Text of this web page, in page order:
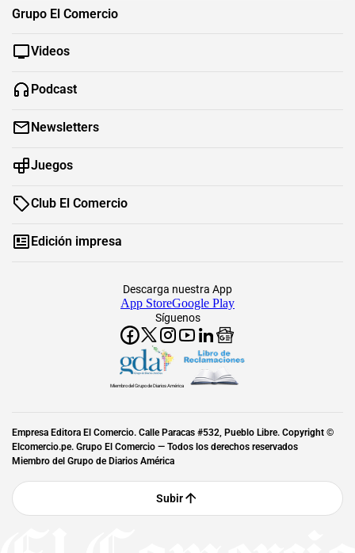
Grupo El Comercio
Videos
Podcast
Newsletters
Juegos
Club El Comercio
Edición impresa
Síguenos
Descarga nuestra App
App StoreGoogle Play
Miembro del Grupo de Diarios América
Empresa Editora El Comercio. Calle Paracas #532, Pueblo Libre. Copyright ©
Elcomercio.pe. Grupo El Comercio — Todos los derechos reservados
Miembro del Grupo de Diarios América
Subir